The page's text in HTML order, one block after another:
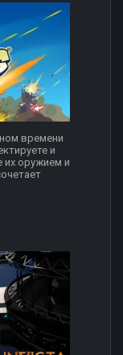
времени
и
их оружием и